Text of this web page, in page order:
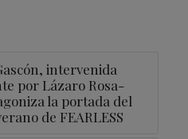
intervenida
por Lázaro Rosa-
la portada del
de FEARLESS